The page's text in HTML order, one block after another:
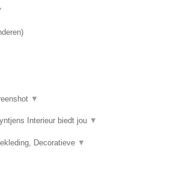
)
▼
Interieur biedt jou ▼
Decoratieve ▼